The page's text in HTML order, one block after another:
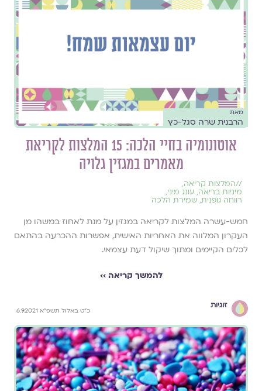
מאת
הרבנית שרה סגל-כץ
אוטונומיה בחיי הלכה: 15 המלצות לקריאת
מאמרים במגזין גלויה
//המלצות קריאה,
מיניות בריאה, עונג מיני,
רווחה גופנית, שמירת הלכה
חמש-עשרה המלצות לקריאה במגזין על מנת לאחוז במשהו מן
העקרון המלווה את האחריות האישית, אפשרות ההכרעה בהתאם
לכלים הקיימים ומתוך שיקול דעת עצמאי.
להמשך קריאה ››
זוגיות
כ"ט באלול תשפ"א 6.9.2021